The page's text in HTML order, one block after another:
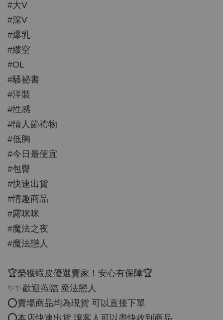
#大V
#深V
#爆乳
#縷空
#OL
#騷祕書
#洋裝
#性感
#情人節禮物
#低胸
#今日最便宜
#包臀
#快速出貨
#情趣商品
#露咪咪
#魔法之夜
#魔法戀人
🏆榮獲蝦皮優選賣家！安心有保障🏆
✨✨歡迎蒞臨 魔法戀人
⭕️賣場商品均為現貨 可以直接下單
⭕️本店快速出貨 讓客人可以盡快收到商品